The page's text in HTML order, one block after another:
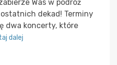
Was w podróż
dekad! Terminy
dwa koncerty, które
dalej